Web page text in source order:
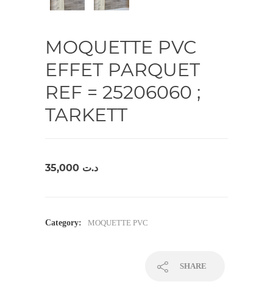
MOQUETTE PVC
EFFET PARQUET
REF = 25206060 ;
TARKETT
د.ت
Category: MOQUETTE PVC
SHARE